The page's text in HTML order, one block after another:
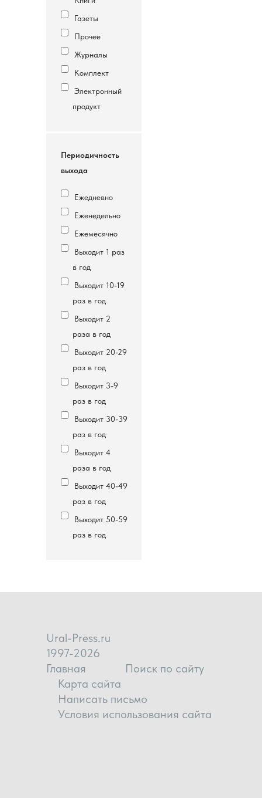
Газеты
Прочее
Журналы
Комплект
Электронный
продукт
Периодичность
выхода
Ежедневно
Еженедельно
Ежемесячно
Выходит 1 раз
в год
Выходит 10-19
раз в год
Выходит 2
раза в год
Выходит 20-29
раз в год
Выходит 3-9
раз в год
Выходит 30-39
раз в год
Выходит 4
раза в год
Выходит 40-49
раз в год
Выходит 50-59
раз в год
Ural-Press.ru
1997-2026
Главная
Поиск по сайту
Карта сайта
Написать письмо
Условия использования сайта